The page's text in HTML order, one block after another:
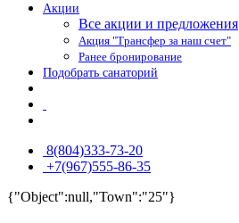
Акции
Все акции и предложения
Акция "Трансфер за наш счет"
Ранее бронирование
Подобрать санаторий
8(804)333-73-20
+7(967)555-86-35
{"Object":null,"Town":"25"}